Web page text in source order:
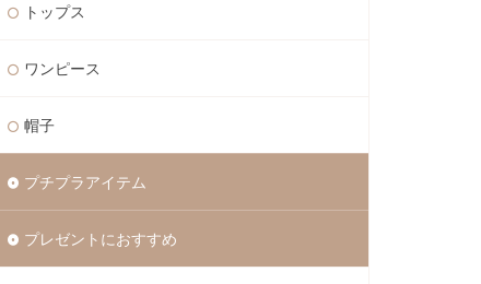
トップス
ワンピース
帽子
プチプラアイテム
プレゼントにおすすめ